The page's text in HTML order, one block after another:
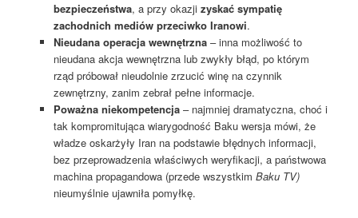
bezpieczeństwa, a przy okazjizyskać sympatię
zachodnich mediów przeciwko Iranowi.
Nieudana operacja wewnętrzna– inna możliwość to
nieudana akcja wewnętrzna lub zwykły błąd, po którym
rząd próbował nieudolnie zrzucić winę na czynnik
zewnętrzny, zanim zebrał pełne informacje.
Poważna niekompetencja– najmniej dramatyczna, choć i
tak kompromitująca wiarygodność Baku wersja mówi, że
władze oskarżyły Iran na podstawie błędnych informacji,
bez przeprowadzenia właściwych weryfikacji, a państwowa
machina propagandowa (przede wszystkim Baku TV)
nieumyślnie ujawniła pomyłkę.